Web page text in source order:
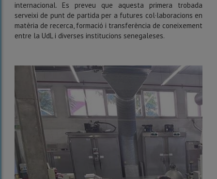
internacional. Es preveu que aquesta primera trobada
serveixi de punt de partida per a futures col·laboracions en
matèria de recerca, formació i transferència de coneixement
entre la UdL i diverses institucions senegaleses.